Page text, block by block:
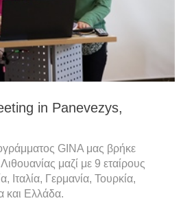
in Panevezys,
GINA μας βρήκε
μαζί με 9 εταίρους
Ιταλία, Γερμανία, Τουρκία,
και Ελλάδα.